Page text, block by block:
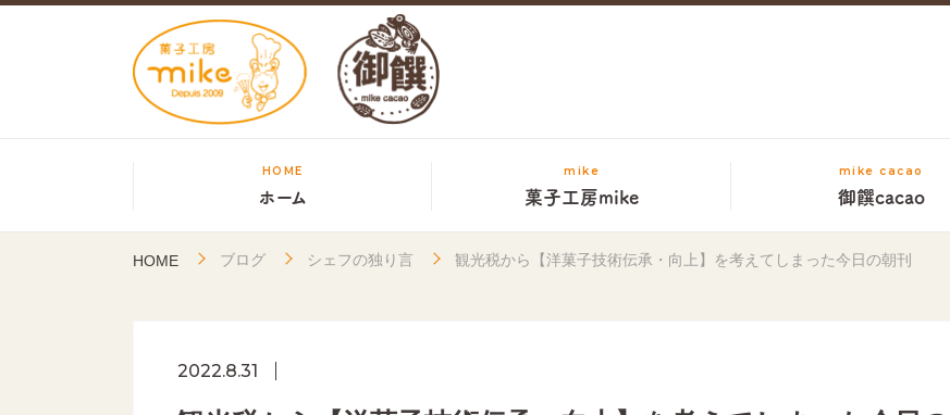
HOME
ホーム
mike
菓子工房mike
mike cacao
御饌cacao
HOME ブログ シェフの独り言 観光税から【洋菓子技術伝承・向上】を考えてしまった今日の朝刊
2022.8.31